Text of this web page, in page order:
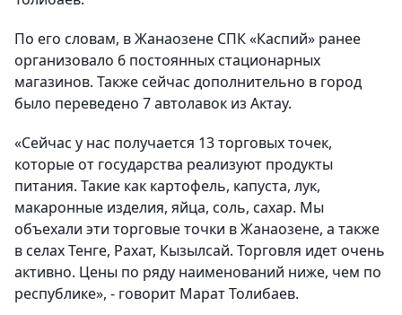
По его словам, в Жанаозене СПК «Каспий» ранее
организовало 6 постоянных стационарных
магазинов. Также сейчас дополнительно в город
было переведено 7 автолавок из Актау.
«Сейчас у нас получается 13 торговых точек,
которые от государства реализуют продукты
питания. Такие как картофель, капуста, лук,
макаронные изделия, яйца, соль, сахар. Мы
объехали эти торговые точки в Жанаозене, а также
в селах Тенге, Рахат, Кызылсай. Торговля идет очень
активно. Цены по ряду наименований ниже, чем по
республике», - говорит Марат Толибаев.